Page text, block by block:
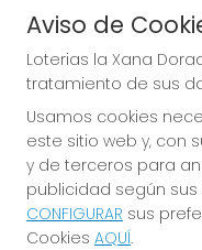
CONTACTO
ADMINISTRACION DE
OFICIAL: 57750
985567207
Clica aquí para contactar
614069067
info@laxanadorada.com
Fernandez Balsera 26 bajo
Aviles, 33402
(Asturias) España
Aviso de
Loterias la Xana
tratamiento de sus
Usamos cookies
este sitio web y, con
y de terceros para
publicidad según
CONFIGURAR sus
Cookies AQUÍ.